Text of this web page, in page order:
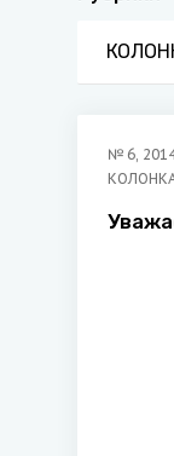
№ 6,